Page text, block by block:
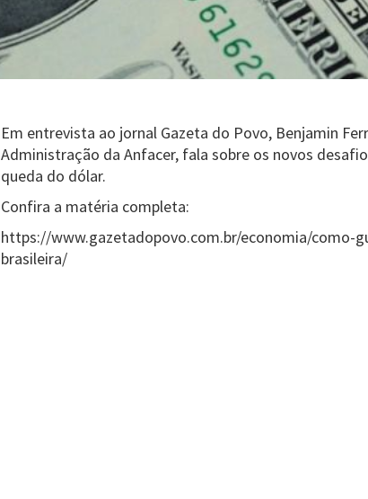
Em entrevista ao jornal Gazeta do Povo, Benjamin
Administração da Anfacer, fala sobre os novos
queda do dólar.
Confira a matéria completa:
https://www.gazetadopovo.com.br/economia/como-
brasileira/